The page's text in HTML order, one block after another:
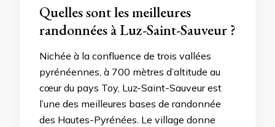
Quelles sont les meilleures
randonnées à Luz-Saint-Sauveur ?
Nichée à la confluence de trois vallées
pyrénéennes, à 700 mètres d’altitude au
cœur du pays Toy, Luz-Saint-Sauveur est
l’une des meilleures bases de randonnée
des Hautes-Pyrénées. Le village donne